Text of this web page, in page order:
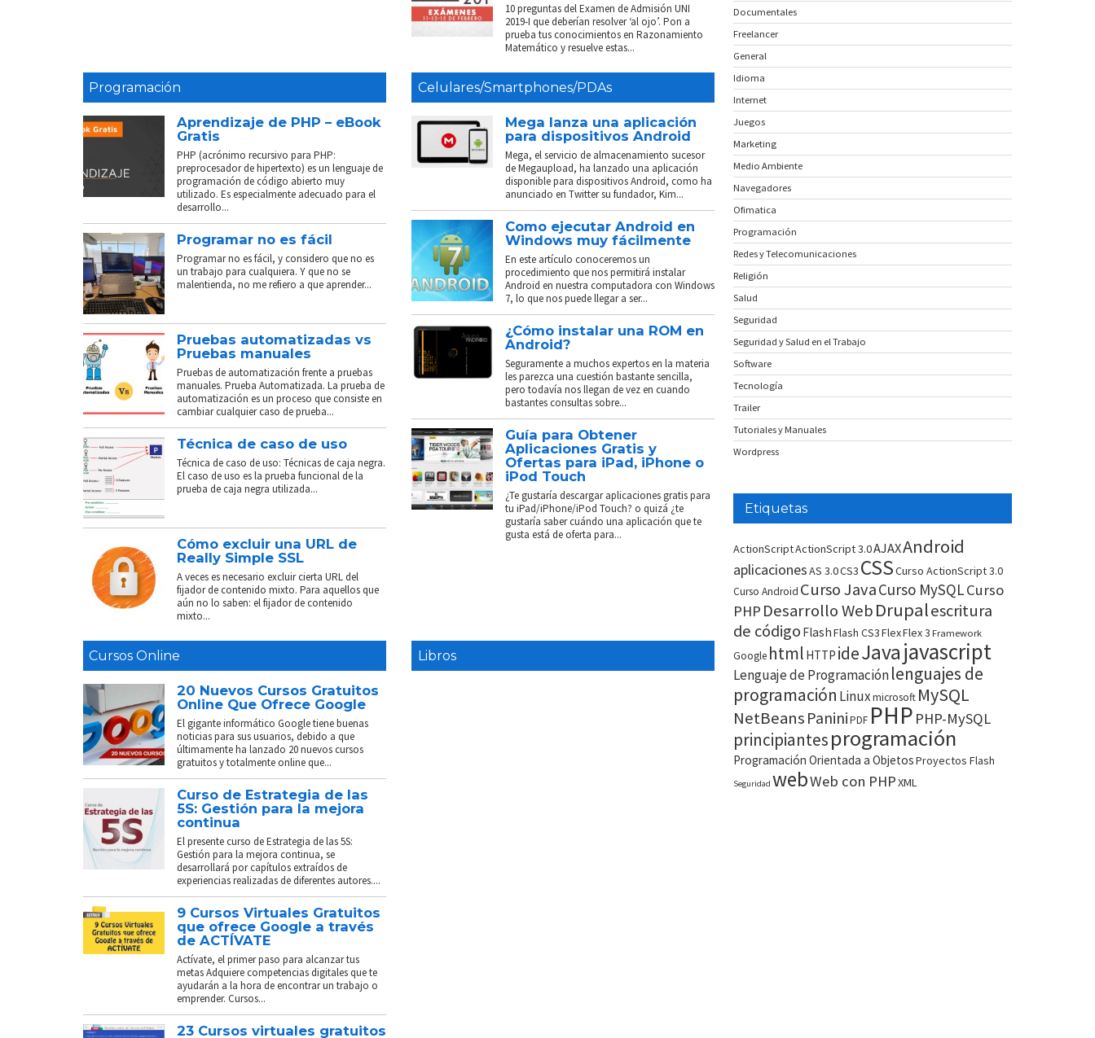
10 preguntas del Examen de Admisión UNI
2019-I que deberían resolver ‘al ojo’. Pon a
prueba tus conocimientos en Razonamiento
Matemático y resuelve estas...
Programación
Aprendizaje de PHP – eBook
Gratis
PHP (acrónimo recursivo para PHP:
preprocesador de hipertexto) es un lenguaje de
programación de código abierto muy
utilizado. Es especialmente adecuado para el
desarrollo...
Programar no es fácil
Programar no es fácil, y considero que no es
un trabajo para cualquiera. Y que no se
malentienda, no me refiero a que aprender...
Pruebas automatizadas vs
Pruebas manuales
Pruebas de automatización frente a pruebas
manuales. Prueba Automatizada. La prueba de
automatización es un proceso que consiste en
cambiar cualquier caso de prueba...
Técnica de caso de uso
Técnica de caso de uso: Técnicas de caja negra.
El caso de uso es la prueba funcional de la
prueba de caja negra utilizada...
Cómo excluir una URL de
Really Simple SSL
A veces es necesario excluir cierta URL del
fijador de contenido mixto. Para aquellos que
aún no lo saben: el fijador de contenido
mixto...
Celulares/Smartphones/PDAs
Mega lanza una aplicación
para dispositivos Android
Mega, el servicio de almacenamiento sucesor
de Megaupload, ha lanzado una aplicación
disponible para dispositivos Android, como ha
anunciado en Twitter su fundador, Kim...
Como ejecutar Android en
Windows muy fácilmente
En este artículo conoceremos un
procedimiento que nos permitirá instalar
Android en nuestra computadora con Windows
7, lo que nos puede llegar a ser...
¿Cómo instalar una ROM en
Android?
Seguramente a muchos expertos en la materia
les parezca una cuestión bastante sencilla,
pero todavía nos llegan de vez en cuando
bastantes consultas sobre...
Guía para Obtener
Aplicaciones Gratis y
Ofertas para iPad, iPhone o
iPod Touch
¿Te gustaría descargar aplicaciones gratis para
tu iPad/iPhone/iPod Touch? o quizá ¿te
gustaría saber cuándo una aplicación que te
gusta está de oferta para...
Cursos Online
20 Nuevos Cursos Gratuitos
Online Que Ofrece Google
El gigante informático Google tiene buenas
noticias para sus usuarios, debido a que
últimamente ha lanzado 20 nuevos cursos
gratuitos y totalmente online que...
Curso de Estrategia de las
5S: Gestión para la mejora
continua
El presente curso de Estrategia de las 5S:
Gestión para la mejora continua, se
desarrollará por capítulos extraídos de
experiencias realizadas de diferentes autores....
9 Cursos Virtuales Gratuitos
que ofrece Google a través
de ACTÍVATE
Actívate, el primer paso para alcanzar tus
metas Adquiere competencias digitales que te
ayudarán a la hora de encontrar un trabajo o
emprender. Cursos...
23 Cursos virtuales gratuitos
Libros
Documentales
Freelancer
General
Idioma
Internet
Juegos
Marketing
Medio Ambiente
Navegadores
Ofimatica
Programación
Redes y Telecomunicaciones
Religión
Salud
Seguridad
Seguridad y Salud en el Trabajo
Software
Tecnología
Trailer
Tutoriales y Manuales
Wordpress
Etiquetas
ActionScriptActionScript 3.0AJAXAndroid
aplicacionesAS 3.0CS3 CSSCurso ActionScript 3.0
Curso Android Curso JavaCurso MySQLCurso
PHP Desarrollo WebDrupalescritura
de código FlashFlash CS3FlexFlex 3 Framework
Google html HTTP ideJavajavascript
Lenguaje de Programaciónlenguajes de
programación Linuxmicrosoft MySQL
NetBeans PaniniPDF PHP PHP-MySQL
principiantesprogramación
Programación Orientada a ObjetosProyectos Flash
Seguridad webWeb con PHPXML